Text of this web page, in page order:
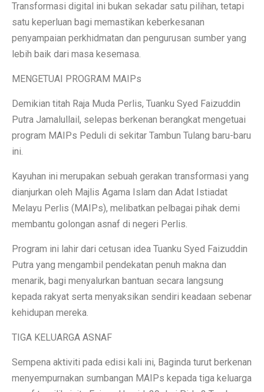
Transformasi digital ini bukan sekadar satu pilihan, tetapi
satu keperluan bagi memastikan keberkesanan
penyampaian perkhidmatan dan pengurusan sumber yang
lebih baik dari masa kesemasa.
MENGETUAI PROGRAM MAIPs
Demikian titah Raja Muda Perlis, Tuanku Syed Faizuddin
Putra Jamalullail, selepas berkenan berangkat mengetuai
program MAIPs Peduli di sekitar Tambun Tulang baru-baru
ini.
Kayuhan ini merupakan sebuah gerakan transformasi yang
dianjurkan oleh Majlis Agama Islam dan Adat Istiadat
Melayu Perlis (MAIPs), melibatkan pelbagai pihak demi
membantu golongan asnaf di negeri Perlis.
Program ini lahir dari cetusan idea Tuanku Syed Faizuddin
Putra yang mengambil pendekatan penuh makna dan
menarik, bagi menyalurkan bantuan secara langsung
kepada rakyat serta menyaksikan sendiri keadaan sebenar
kehidupan mereka.
TIGA KELUARGA ASNAF
Sempena aktiviti pada edisi kali ini, Baginda turut berkenan
menyempurnakan sumbangan MAIPs kepada tiga keluarga